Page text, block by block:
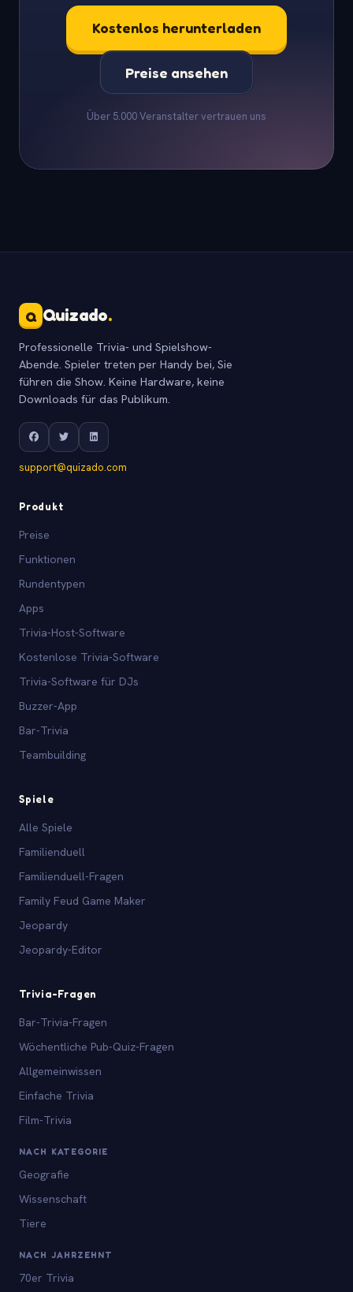
Kostenlos herunterladen
Preise ansehen
Über 5.000 Veranstalter vertrauen uns
Q Quizado.
Professionelle Trivia- und Spielshow-
Abende. Spieler treten per Handy bei, Sie
führen die Show. Keine Hardware, keine
Downloads für das Publikum.
support@quizado.com
Produkt
Preise
Funktionen
Rundentypen
Apps
Trivia-Host-Software
Kostenlose Trivia-Software
Trivia-Software für DJs
Buzzer-App
Bar-Trivia
Teambuilding
Spiele
Alle Spiele
Familienduell
Familienduell-Fragen
Family Feud Game Maker
Jeopardy
Jeopardy-Editor
Trivia-Fragen
Bar-Trivia-Fragen
Wöchentliche Pub-Quiz-Fragen
Allgemeinwissen
Einfache Trivia
Film-Trivia
NACH KATEGORIE
Geografie
Wissenschaft
Tiere
NACH JAHRZEHNT
70er Trivia